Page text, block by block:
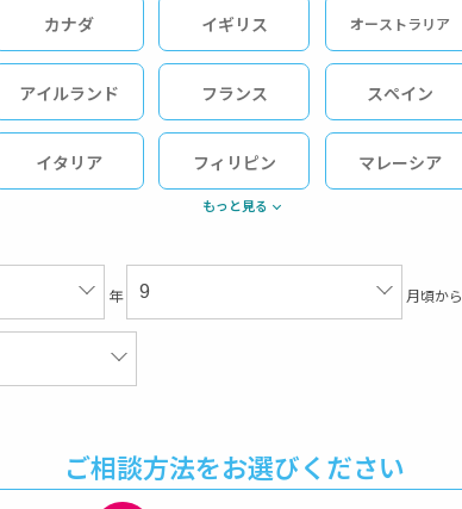
カナダ イギリス オーストラリア
アイルランド フランス スペイン
イタリア フィリピン マレーシア
もっと見る
年 月頃から
ご相談方法をお選びください